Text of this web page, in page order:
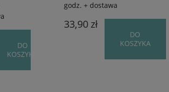
DO
KOSZYKA
godz. + dostawa
33,90 zł
DO
KOSZYKA